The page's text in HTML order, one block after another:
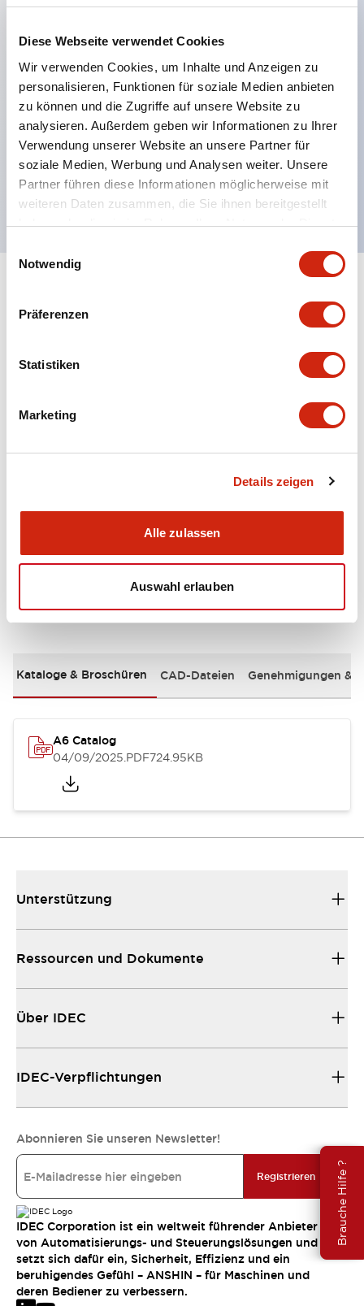
Diese Webseite verwendet Cookies
Wir verwenden Cookies, um Inhalte und Anzeigen zu
personalisieren, Funktionen für soziale Medien anbieten
zu können und die Zugriffe auf unsere Website zu
analysieren. Außerdem geben wir Informationen zu Ihrer
Verwendung unserer Website an unsere Partner für
soziale Medien, Werbung und Analysen weiter. Unsere
Partner führen diese Informationen möglicherweise mit
weiteren Daten zusammen, die Sie ihnen bereitgestellt
haben oder die sie im Rahmen Ihrer Nutzung der Dienste
Notwendig
Präferenzen
Statistiken
Marketing
Details zeigen
Alle zulassen
Auswahl erlauben
Brauche Hilfe ?
LED-Lampenkörper
Schutzarten IP40 und IP65 vollständig verfügbar
(IEC 60529)
UL- und CSA-zertifiziert. Entspricht EN (Europa)
Normen. CCC-zertifiziert (außer Anzeigeleuchten).
Mit speziellem Zubehör leicht auf Φ22 Flash-
Silhouette umstellbar
Electrical Specifications (rated illuminated
Dokumente und Dateien
Kataloge & Broschüren CAD-Dateien Genehmigungen &
A6 Catalog
04/09/2025.PDF724.95KB
Unterstützung
Ressourcen und Dokumente
Über IDEC
IDEC-Verpflichtungen
Abonnieren Sie unseren Newsletter!
Registrieren
IDEC Corporation ist ein weltweit führender Anbieter
von Automatisierungs- und Steuerungslösungen und
setzt sich dafür ein, Sicherheit, Effizienz und ein
beruhigendes Gefühl – ANSHIN – für Maschinen und
deren Bediener zu verbessern.